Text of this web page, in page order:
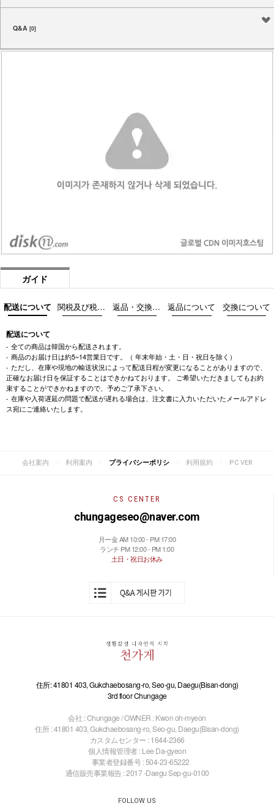
Q&A [0]
ガイド
配送について 関税及び税金について 返品・交換際の注意事項 返品について 交換について
配送について
全ての商品は韓国から配送されます。
商品のお届け日は約5~14営業日です。（ 年末年始・土・日・祝日を除く）
ただし、在庫や現地の輸送状況によって配送日程が変更になることがありますので、
正確なお届け日を保証することはできかねております。 ご希望いただきましてもお約
束することができかねますので、予めご了承下さい。
在庫や入荷遅延の問題で配送が遅れる場合は、注文書に入力いただいたメールアドレ
ス宛にご連絡いたします。
会社案内 利用案内 プライバシーポリシ 利用規約 PC VER
CS CENTER
chungageseo@naver.com
月ー金 AM 10:00 - PM 17:00
ランチ PM 12:00 - PM 1:00
土日・祝日お休み
住所: 41801 403, Gukchaebosang-ro, Seo-gu, Daegu(Bisan-dong)
3rd floor Chungage
会社 : Chungage / OWNER : Kwon oh-myeon
住所 : 41801 403, Gukchaebosang-ro, Seo-gu, Daegu(Bisan-dong)
カスタムセンター : 1644-2366
個人情報管理者 : Lee Da-gyeon
事業者登録番号 : 504-23-65222
通信販売事業報告 : 2017 -Daegu Sep-gu-0100
FOLLOW US